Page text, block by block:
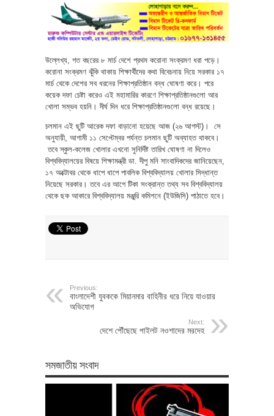
উল্লেখ্য, গত বছরের ৮ মার্চ দেশে প্রথম করোনা সংক্রমণ ধরা পড়ে।
করোনা সংক্রমণ ঝুঁকি থাকায় শিক্ষার্থীদের কথা বিবেচনায় নিয়ে সরকার ১৭
মার্চ থেকে দেশের সব ধরনের শিক্ষাপ্রতিষ্ঠান বন্ধ ঘোষণা করে। পরে
কয়েক দফা চেষ্টা করেও এই মহামারির কারণে শিক্ষাপ্রতিষ্ঠানগুলো আর
খোলা সম্ভব হয়নি। দীর্ঘ দিন ধরে শিক্ষাপ্রতিষ্ঠানগুলো বন্ধ রয়েছে।
চলমান এই ছুটি আরেক দফা বাড়ানো হয়েছে আজ (২৬ আগস্ট)। সে
অনুযায়ী, আগামী ১১ সেপ্টেম্বর পর্যন্ত চলমান ছুটি অব্যাহত থাকবে।
তবে স্কুল-কলেজ খোলার এখনো সুনির্দিষ্ট তারিখ ঘোষণা না দিলেও
বিশ্ববিদ্যালয়ের বিষয়ে শিক্ষামন্ত্রী ডা. দীপু মনি সাংবাদিকদের জানিয়েছেন,
১৭ অক্টোবর থেকে ধাপে ধাপে পাবলিক বিশ্ববিদ্যালয় খোলার সিদ্ধান্ত
নিয়েছে সরকার। তবে এর আগে টিকা সংক্রান্ত তথ্য সব বিশ্ববিদ্যালয়
থেকে ছক আকারে বিশ্ববিদ্যালয় মঞ্জুরি কমিশনে (ইউজিসি) পাঠাতে হবে।
Previous:
বাংলাদেশী যুবককে মিয়ানমার বাহিনীর ধরে নিয়ে যাওয়ার
অভিযোগ
Next:
দেশে পৌঁছেছে পাইলট নওশাদের মরদেহ
সমজাতীয় সংবাদ